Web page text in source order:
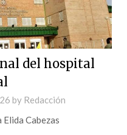
del hospital
by Redacción
Cabezas